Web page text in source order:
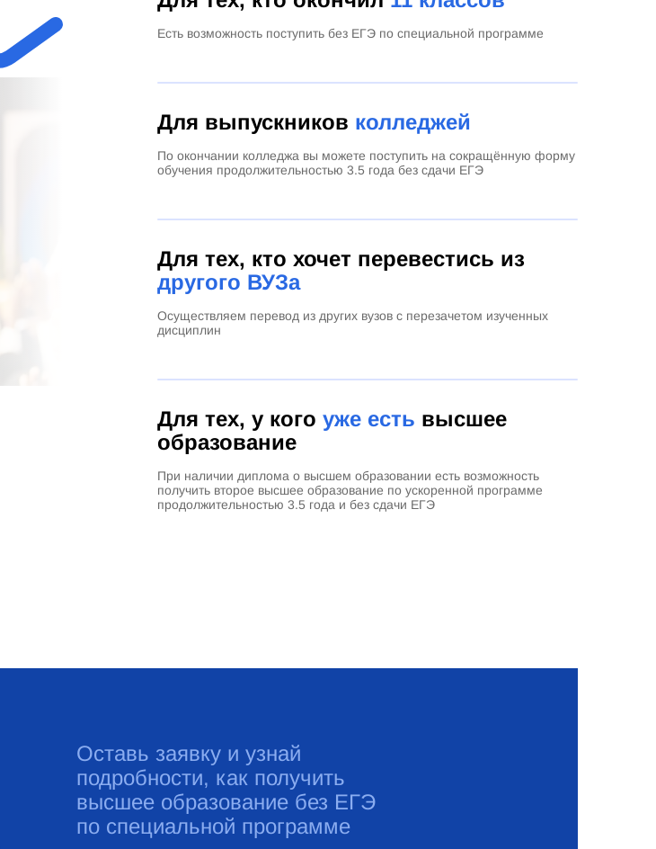
Есть возможность поступить без ЕГЭ по специальной программе
Для выпускников колледжей
По окончании колледжа вы можете поступить на сокращённую форму
обучения продолжительностью 3.5 года без сдачи ЕГЭ
Для тех, кто хочет перевестись из
другого ВУЗа
Осуществляем перевод из других вузов с перезачетом изученных
дисциплин
Для тех, у кого уже есть высшее
образование
При наличии диплома о высшем образовании есть возможность
получить второе высшее образование по ускоренной программе
продолжительностью 3.5 года и без сдачи ЕГЭ
Оставь заявку и узнай
подробности, как получить
высшее образование без ЕГЭ
по специальной программе